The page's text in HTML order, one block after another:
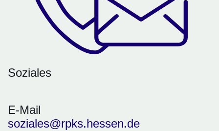
Soziales
E-Mail
soziales@rpks.hessen.de